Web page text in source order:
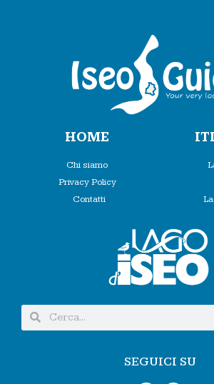
HOME
Chi siamo
Privacy Policy
Contatti
SEGUICI SU